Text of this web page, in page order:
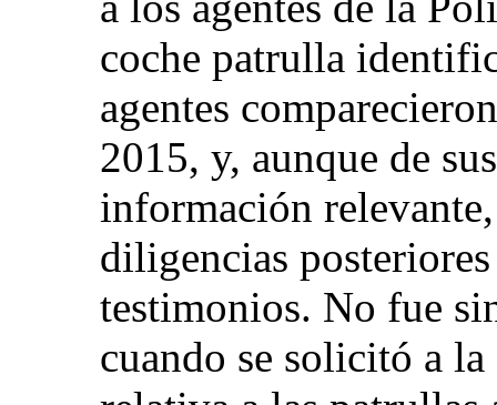
coche patrulla
agentes
2015, y, aunque de
información
diligencias
testimonios. No fue
cuando se solicitó a